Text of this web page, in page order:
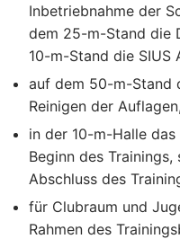
Inbetriebnahme der
dem 25-m-Stand die
10-m-Stand die SIUS
auf dem 50-m-Stand
Reinigen der Auflagen,
in der 10-m-Halle
Beginn des
Abschluss des
für Clubraum und
Rahmen des